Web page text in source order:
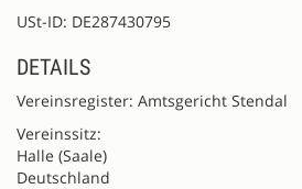
USt-ID: DE287430795
DETAILS
Vereinsregister: Amtsgericht Stendal
Vereinssitz:
Halle (Saale)
Deutschland